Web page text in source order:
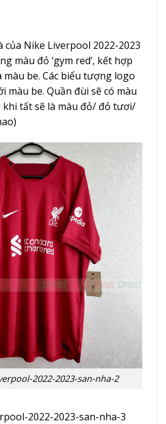
của Nike Liverpool 2022-2023
màu đỏ ‘gym red’, kết hợp
be. Các biểu tượng logo
màu be. Quần đùi sẽ có màu
tất sẽ là màu đỏ/ đỏ tươi/
)
2022-2023-san-nha-2